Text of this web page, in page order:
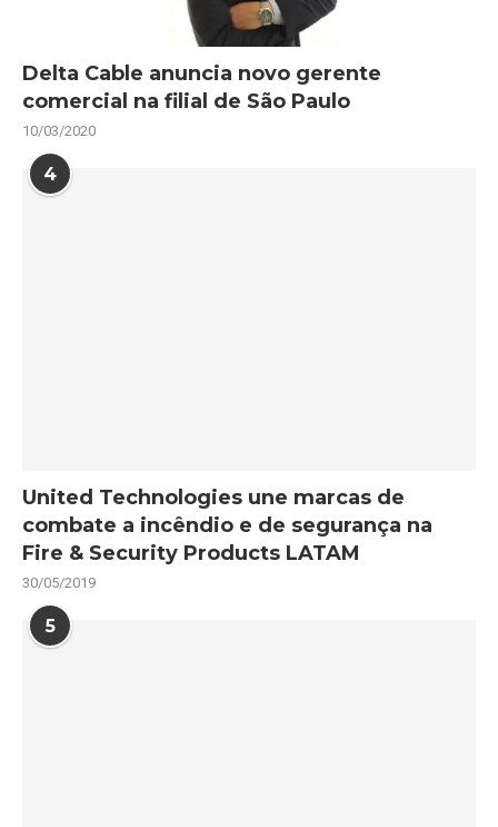
Delta Cable anuncia novo gerente
comercial na filial de São Paulo
10/03/2020
4
United Technologies une marcas de
combate a incêndio e de segurança na
Fire & Security Products LATAM
30/05/2019
5